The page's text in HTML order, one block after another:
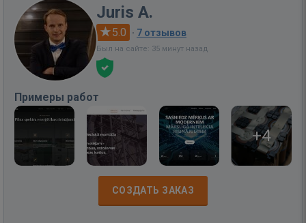
Juris A.
5.0 · 7 отзывов
Был на сайте: 35 минут назад
Примеры работ
+4
СОЗДАТЬ ЗАКАЗ